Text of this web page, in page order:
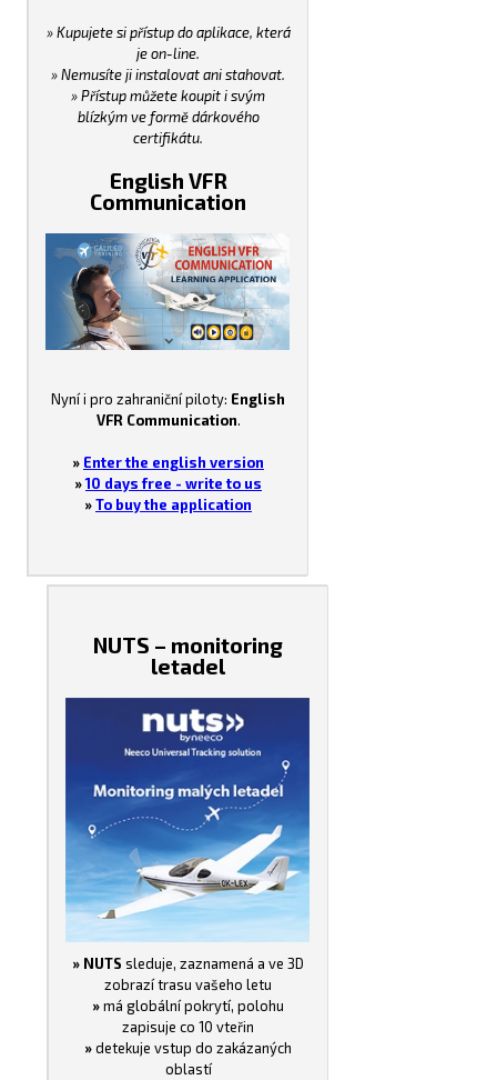
» Kupujete si přístup do aplikace, která
je on-line.
» Nemusíte ji instalovat ani stahovat.
» Přístup můžete koupit i svým
blízkým ve formě dárkového
certifikátu.
English VFR
Communication
Nyní i pro zahraniční piloty: English
VFR Communication.
» Enter the english version
»10 days free - write to us
»To buy the application
NUTS – monitoring
letadel
» NUTS sleduje, zaznamená a ve 3D
zobrazí trasu vašeho letu
»má globální pokrytí, polohu
zapisuje co 10 vteřin
»detekuje vstup do zakázaných
oblastí